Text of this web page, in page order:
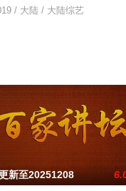
，结合中国故事，引领元宇
/ 大陆 / 大陆综艺
新至20251208